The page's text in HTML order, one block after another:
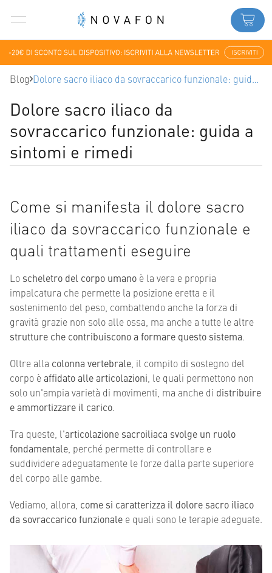
Blog Dolore sacro iliaco da sovraccarico funzionale: guida a sintomi e rimedi
Dolore sacro iliaco da
sovraccarico funzionale: guida a
sintomi e rimedi
Come si manifesta il dolore sacro
iliaco da sovraccarico funzionale e
quali trattamenti eseguire
Lo scheletro del corpo umano è la vera e propria
impalcatura che permette la posizione eretta e il
sostenimento del peso, combattendo anche la forza di
gravità grazie non solo alle ossa, ma anche a tutte le altre
strutture che contribuiscono a formare questo sistema
Oltre alla colonna vertebrale , il compito di sostegno del
corpo èaffidato alle articolazioni , le quali permettono non
solo un'ampia varietà di movimenti, ma anche di distribuire
e ammortizzare il carico
Tra queste, l'articolazione sacroiliaca svolge un ruolo
fondamentale , perché permette di controllare e
suddividere adeguatamente le forze dalla parte superiore
del corpo alle gambe.
Vediamo, allora, come si caratterizza il dolore sacro iliaco
da sovraccarico funzionale e quali sono le terapie adeguate.